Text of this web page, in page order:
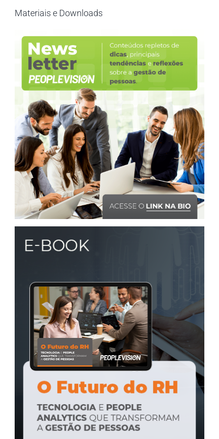
Materiais e Downloads